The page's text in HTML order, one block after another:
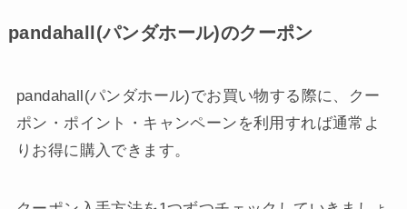
pandahall(パンダホール)のクーポン
pandahall(パンダホール)でお買い物する際に、クー
ポン・ポイント・キャンペーンを利用すれば通常よ
りお得に購入できます。